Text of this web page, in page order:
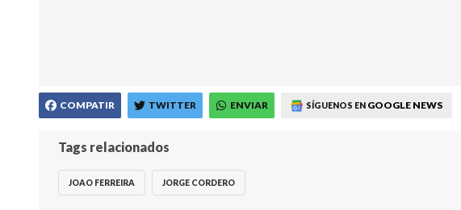
COMPATIR TWITTER ENVIAR SÍGUENOS EN GOOGLE NEWS
Tags relacionados
JOAO FERREIRA JORGE CORDERO